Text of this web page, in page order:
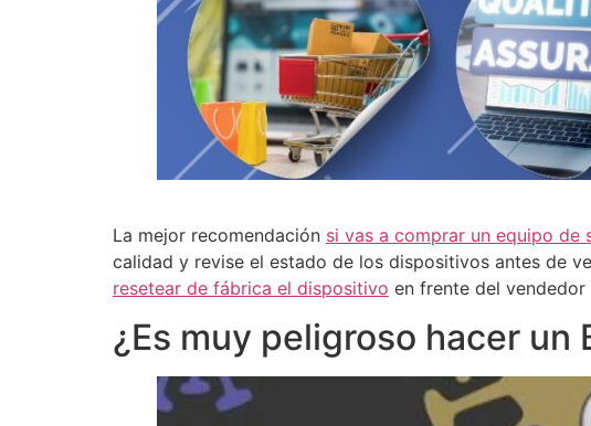
La mejor recomendación si vas a comprar un equipo de
calidad y revise el estado de los dispositivos antes de
resetear de fábrica el dispositivo en frente del
¿Es muy peligroso hacer un